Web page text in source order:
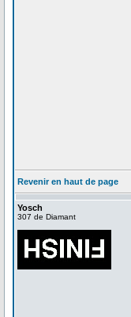
Revenir en haut de page
Yosch
307 de Diamant